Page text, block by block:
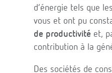
d’énergie tels que
vous et ont pu
de productivité et,
contribution à la
Des sociétés de